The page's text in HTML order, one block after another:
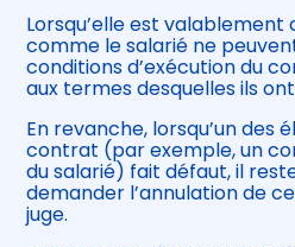
Lorsqu’elle est valablement
comme le salarié ne
conditions d’exécution du
aux termes desquelles ils
En revanche, lorsqu’un des
contrat (par exemple, un
du salarié) fait défaut, il
demander l’annulation de
juge.